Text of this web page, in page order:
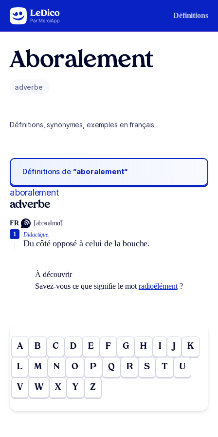
Aller au contenu Définitions
Aboralement
adverbe
Définitions, synonymes, exemples en français
Définitions de “aboralement“
aboralement
adverbe
FR [abɔʀalmɑ̃]
Didactique.
Du côté opposé à celui de la bouche.
1
À découvrir
Savez-vous ce que signifie le mot radioélément?
A B C D E F G H I J K
L M N O P Q R S T U
V W X Y Z